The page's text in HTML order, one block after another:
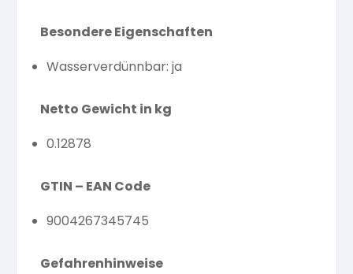
Besondere Eigenschaften
Wasserverdünnbar: ja
Netto Gewicht in kg
0.12878
GTIN – EAN Code
9004267345745
Gefahrenhinweise